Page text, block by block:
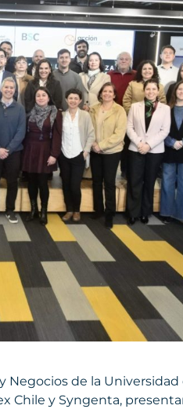
Negocios de la Universidad
Chile y Syngenta,